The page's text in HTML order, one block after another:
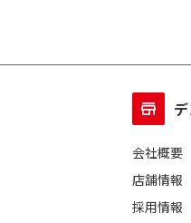
会社概要
店舗情報
採用情報